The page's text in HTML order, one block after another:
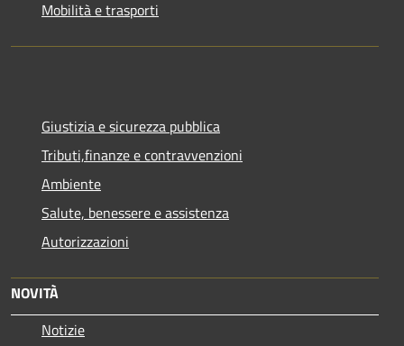
Mobilità e trasporti
Giustizia e sicurezza pubblica
Tributi,finanze e contravvenzioni
Ambiente
Salute, benessere e assistenza
Autorizzazioni
NOVITÀ
Notizie